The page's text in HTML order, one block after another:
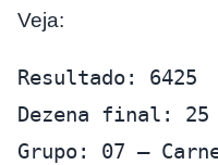
Veja:
Resultado: 6425
Dezena final: 25
Grupo: 07 –